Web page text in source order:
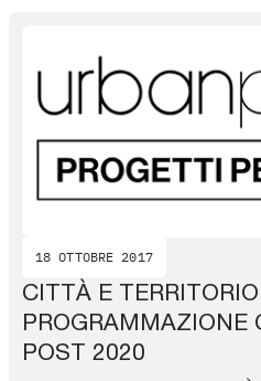
18 OTTOBRE 2017
CITTÀ E
PROGRAMMAZIONE
POST 2020